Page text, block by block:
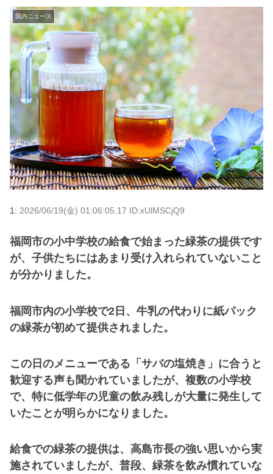
国内ニュース
1: 2026/06/19(金) 01:06:05.17 ID:xUlMSCjQ9
福岡市の小中学校の給食で始まった緑茶の提供です
が、子供たちにはあまり受け入れられていないこと
が分かりました。
福岡市内の小学校で2日、牛乳の代わりに紙パック
の緑茶が初めて提供されました。
この日のメニューである「サバの塩焼き」に合うと
歓迎する声も聞かれていましたが、複数の小学校
で、特に低学年の児童の飲み残しが大量に発生して
いたことが明らかになりました。
給食での緑茶の提供は、高島市長の強い思いから実
施されていましたが、普段、緑茶を飲み慣れていな